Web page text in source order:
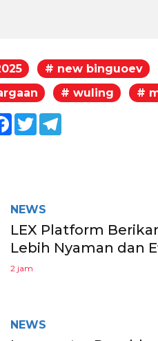
# new binguoev
# wuling #
Facebook
TwitterTelegram
NEWS
LEX Platform
Lebih Nyaman dan
2 jam
NEWS